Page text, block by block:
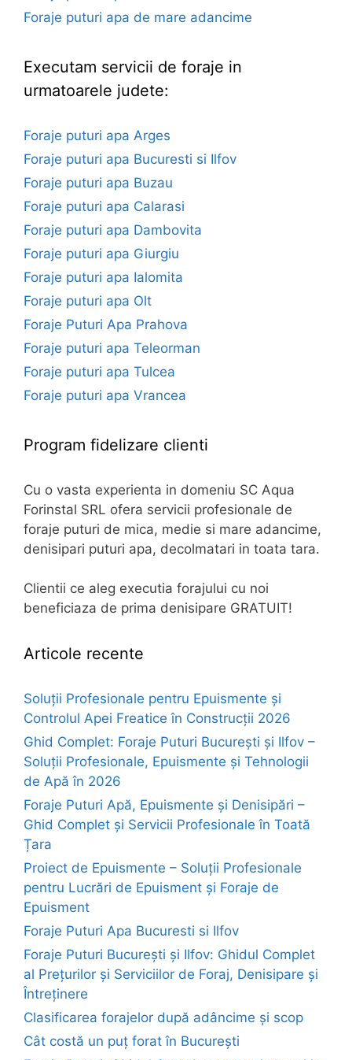
Foraje puturi apa de mare adancime
Executam servicii de foraje in
urmatoarele judete:
Foraje puturi apa Arges
Foraje puturi apa Bucuresti si Ilfov
Foraje puturi apa Buzau
Foraje puturi apa Calarasi
Foraje puturi apa Dambovita
Foraje puturi apa Giurgiu
Foraje puturi apa Ialomita
Foraje puturi apa Olt
Foraje Puturi Apa Prahova
Foraje puturi apa Teleorman
Foraje puturi apa Tulcea
Foraje puturi apa Vrancea
Program fidelizare clienti
Cu o vasta experienta in domeniu SC Aqua
Forinstal SRL ofera servicii profesionale de
foraje puturi de mica, medie si mare adancime,
denisipari puturi apa, decolmatari in toata tara.
Clientii ce aleg executia forajului cu noi
beneficiaza de prima denisipare GRATUIT!
Articole recente
Soluții Profesionale pentru Epuismente și
Controlul Apei Freatice în Construcții 2026
Ghid Complet: Foraje Puturi București și Ilfov –
Soluții Profesionale, Epuismente și Tehnologii
de Apă în 2026
Foraje Puturi Apă, Epuismente și Denisipări –
Ghid Complet și Servicii Profesionale în Toată
Țara
Proiect de Epuismente – Soluții Profesionale
pentru Lucrări de Epuisment și Foraje de
Epuisment
Foraje Puturi Apa Bucuresti si Ilfov
Foraje Puturi București și Ilfov: Ghidul Complet
al Prețurilor și Serviciilor de Foraj, Denisipare și
Întreținere
Clasificarea forajelor după adâncime și scop
Cât costă un puț forat în București